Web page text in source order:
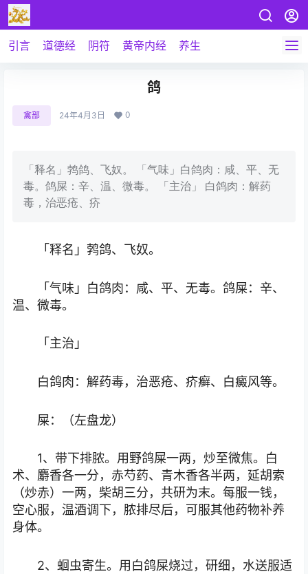
引言 道德经 阴符 黄帝内经 养生
鸽
禽部 24年4月3日 0
「释名」鹁鸽、飞奴。 「气味」白鸽肉：咸、平、无
毒。鸽屎：辛、温、微毒。 「主治」 白鸽肉：解药
毒，治恶疮、疥
「释名」鹁鸽、飞奴。
「气味」白鸽肉：咸、平、无毒。鸽屎：辛、
温、微毒。
「主治」
白鸽肉：解药毒，治恶疮、疥癣、白癜风等。
屎：（左盘龙）
1、带下排脓。用野鸽屎一两，炒至微焦。白
术、麝香各一分，赤芍药、青木香各半两，延胡索
（炒赤）一两，柴胡三分，共研为末。每服一钱，
空心服，温酒调下，脓排尽后，可服其他药物补养
身体。
2、蛔虫寄生。用白鸽屎烧过，研细，水送服适